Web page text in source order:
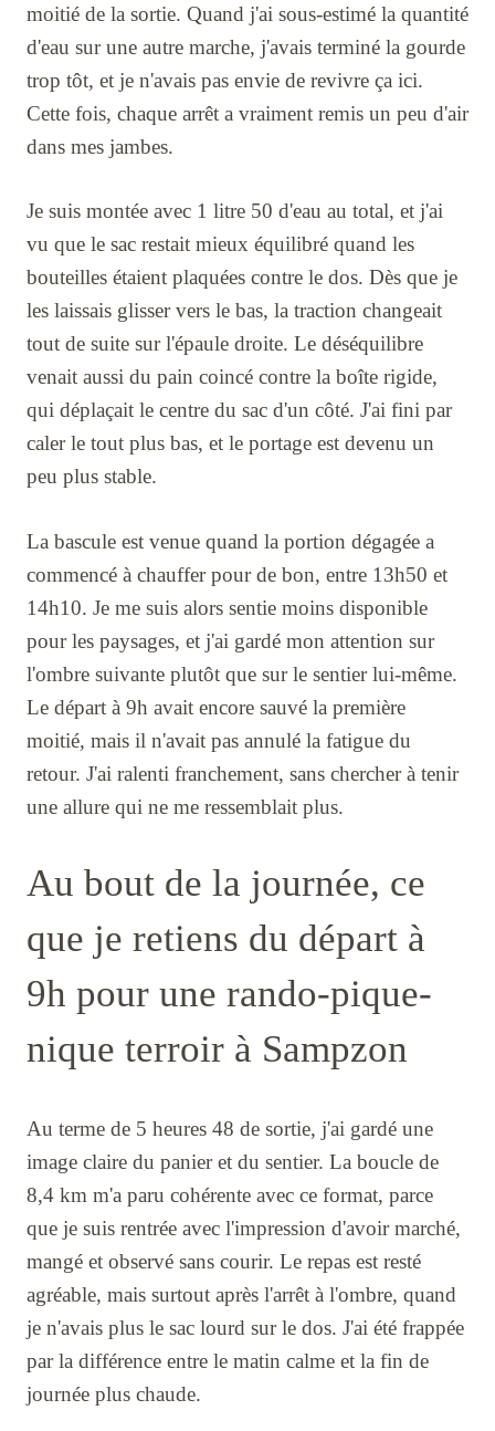
moitié de la sortie. Quand j'ai sous-estimé la quantité
d'eau sur une autre marche, j'avais terminé la gourde
trop tôt, et je n'avais pas envie de revivre ça ici.
Cette fois, chaque arrêt a vraiment remis un peu d'air
dans mes jambes.
Je suis montée avec 1 litre 50 d'eau au total, et j'ai
vu que le sac restait mieux équilibré quand les
bouteilles étaient plaquées contre le dos. Dès que je
les laissais glisser vers le bas, la traction changeait
tout de suite sur l'épaule droite. Le déséquilibre
venait aussi du pain coincé contre la boîte rigide,
qui déplaçait le centre du sac d'un côté. J'ai fini par
caler le tout plus bas, et le portage est devenu un
peu plus stable.
La bascule est venue quand la portion dégagée a
commencé à chauffer pour de bon, entre 13h50 et
14h10. Je me suis alors sentie moins disponible
pour les paysages, et j'ai gardé mon attention sur
l'ombre suivante plutôt que sur le sentier lui-même.
Le départ à 9h avait encore sauvé la première
moitié, mais il n'avait pas annulé la fatigue du
retour. J'ai ralenti franchement, sans chercher à tenir
une allure qui ne me ressemblait plus.
Au bout de la journée, ce
que je retiens du départ à
9h pour une rando-pique-
nique terroir à Sampzon
Au terme de 5 heures 48 de sortie, j'ai gardé une
image claire du panier et du sentier. La boucle de
8,4 km m'a paru cohérente avec ce format, parce
que je suis rentrée avec l'impression d'avoir marché,
mangé et observé sans courir. Le repas est resté
agréable, mais surtout après l'arrêt à l'ombre, quand
je n'avais plus le sac lourd sur le dos. J'ai été frappée
par la différence entre le matin calme et la fin de
journée plus chaude.